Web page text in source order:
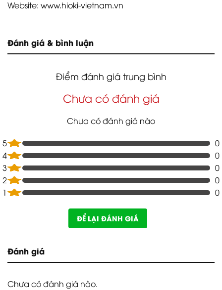
Website: www.hioki-vietnam.vn
Đánh giá & bình luận
Điểm đánh giá trung bình
Chưa có đánh giá
Chưa có đánh giá nào
5
0
4
0
3
0
2
0
1
0
ĐỂ LẠI ĐÁNH GIÁ
Đánh giá
Chưa có đánh giá nào.